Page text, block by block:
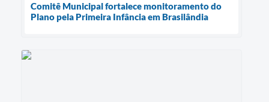
Comitê Municipal fortalece monitoramento do
Plano pela Primeira Infância em Brasilândia